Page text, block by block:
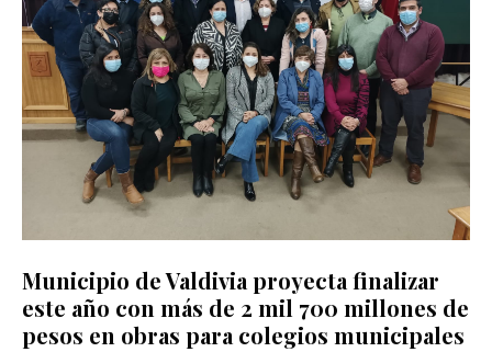
Municipio de Valdivia proyecta finalizar
este año con más de 2 mil 700 millones de
pesos en obras para colegios municipales